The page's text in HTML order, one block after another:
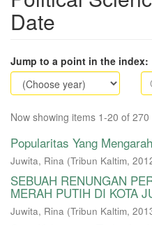
Date
Jump to a point in the index:
Now showing items 1-20 of 270
Popularitas Yang
Juwita, Rina (Tribun Kaltim,
SEBUAH RENUNGAN
MERAH PUTIH DI KOTA
Juwita, Rina (Tribun Kaltim,